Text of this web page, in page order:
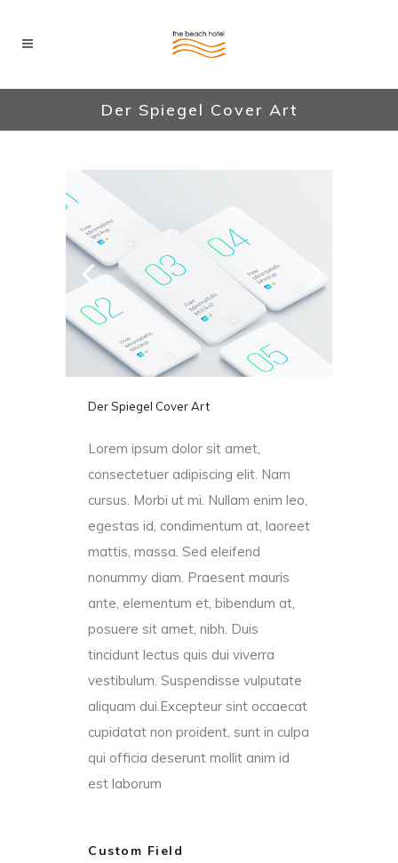
Der Spiegel Cover Art
Der Spiegel Cover Art
Lorem ipsum dolor sit amet,
consectetuer adipiscing elit. Nam
cursus. Morbi ut mi. Nullam enim leo,
egestas id, condimentum at, laoreet
mattis, massa. Sed eleifend
nonummy diam. Praesent mauris
ante, elementum et, bibendum at,
posuere sit amet, nibh. Duis
tincidunt lectus quis dui viverra
vestibulum. Suspendisse vulputate
aliquam dui.Excepteur sint occaecat
cupidatat non proident, sunt in culpa
qui officia deserunt mollit anim id
est laborum
Custom Field